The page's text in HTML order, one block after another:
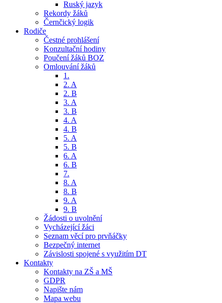
Ruský jazyk
Rekordy žáků
Černčický logik
Rodiče
Čestné prohlášení
Konzultační hodiny
Poučení žáků BOZ
Omlouvání žáků
1.
2. A
2. B
3. A
3. B
4. A
4. B
5. A
5. B
6. A
6. B
7.
8. A
8. B
9. A
9. B
Žádosti o uvolnění
Vycházející žáci
Seznam věcí pro prvňáčky
Bezpečný internet
Závislosti spojené s využitím DT
Kontakty
Kontakty na ZŠ a MŠ
GDPR
Napište nám
Mapa webu